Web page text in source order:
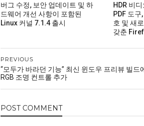
버그 수정, 보안 업데이트 및 하
드웨어 개선 사항이 포함된
Linux 커널 7.1.4 출시
HDR 비
PDF 도구
호 및 새
갖춘
PREVIOUS
“모두가 바라던 기능” 최신 윈도우 프리뷰 빌드
RGB 조명 컨트롤 추가
POST COMMENT